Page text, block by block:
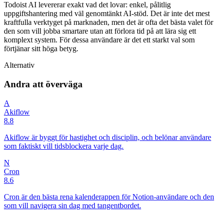
Todoist AI levererar exakt vad det lovar: enkel, pålitlig
uppgiftshantering med väl genomtänkt AI-stöd. Det är inte det mest
kraftfulla verktyget på marknaden, men det är ofta det bästa valet för
den som vill jobba smartare utan att förlora tid på att lära sig ett
komplext system. För dessa användare är det ett starkt val som
förtjänar sitt höga betyg.
Alternativ
Andra att överväga
A
Akiflow
8.8
Akiflow är byggt för hastighet och disciplin, och belönar användare
som faktiskt vill tidsblockera varje dag.
N
Cron
8.6
Cron är den bästa rena kalenderappen för Notion-användare och den
som vill navigera sin dag med tangentbordet.